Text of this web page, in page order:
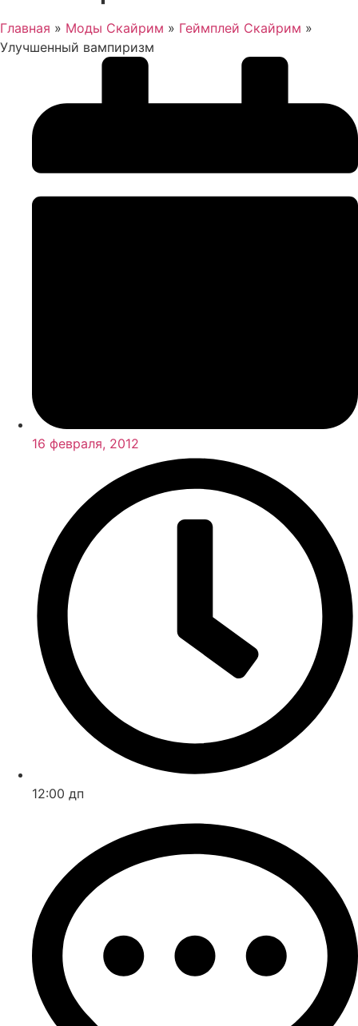
Главная » Моды Скайрим » Геймплей Скайрим »
Улучшенный вампиризм
16 февраля, 2012
12:00 дп